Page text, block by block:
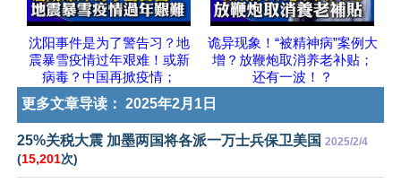
沈阳事件是为了警告习？地
震暴雪疫情过年艰难！或新
病毒？中国再掀疫情；
诡异现象！“被精神病”案例大
增？放鞭炮取消养老补贴；
还有一波！？
更多文章导读： 2025年2月1日
25%关税大震 加墨两国将各派一万士兵保卫美国 2025/2/4
(15,201次)